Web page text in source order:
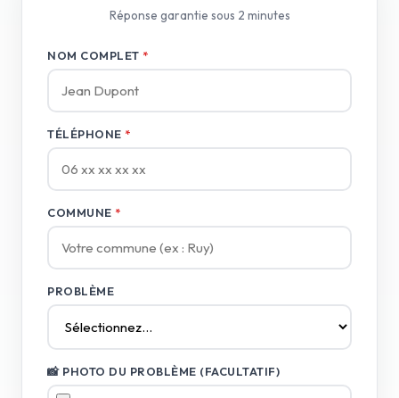
Réponse garantie sous 2 minutes
NOM COMPLET *
TÉLÉPHONE *
COMMUNE *
PROBLÈME
📸 PHOTO DU PROBLÈME (FACULTATIF)